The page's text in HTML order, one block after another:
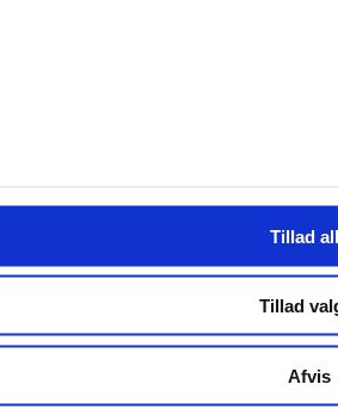
Tillad
Tillad
Afvis
– 17:30
& hosting by Webhuset Ballum ApS